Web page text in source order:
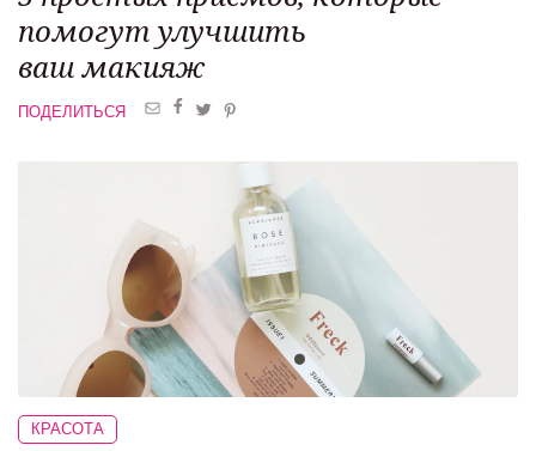
помогут улучшить
ваш макияж
ПОДЕЛИТЬСЯ
КРАСОТА